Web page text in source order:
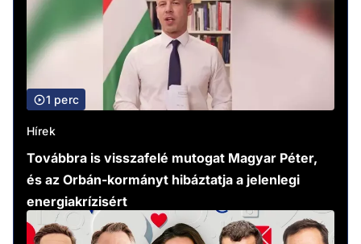
1 perc
Hírek
Továbbra is visszafelé mutogat Magyar Péter,
és az Orbán-kormányt hibáztatja a jelenlegi
energiakrízisért